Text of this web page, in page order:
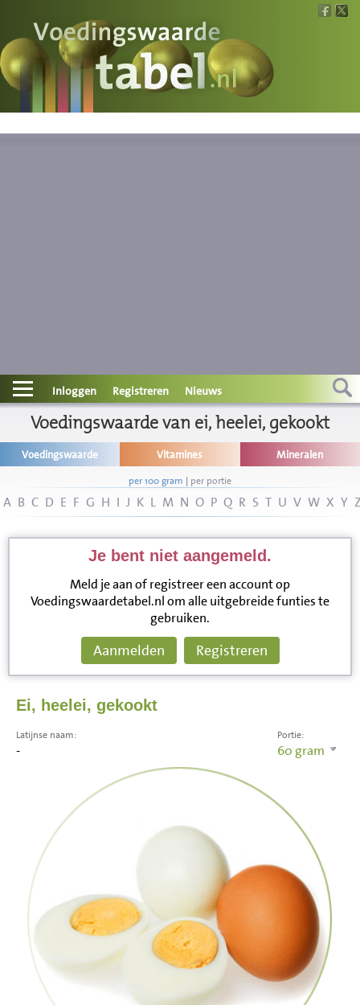
Voedingswaarde
Wat is wat?
Contact
Informatie
Disclaimer
Inloggen Registreren Nieuws
Voedingswaarde van ei, heelei, gekookt
Voedingswaarde Vitamines Mineralen
per 100 gram | per portie
A B C D E F G H I J K L M N O P Q R S T U V W X Y
Je bent niet aangemeld.
Meld je aan of registreer een account op
Voedingswaardetabel.nl om alle uitgebreide funties te
gebruiken.
Aanmelden Registreren
Ei, heelei, gekookt
Portie:
60 gram
Latijnse naam:
-